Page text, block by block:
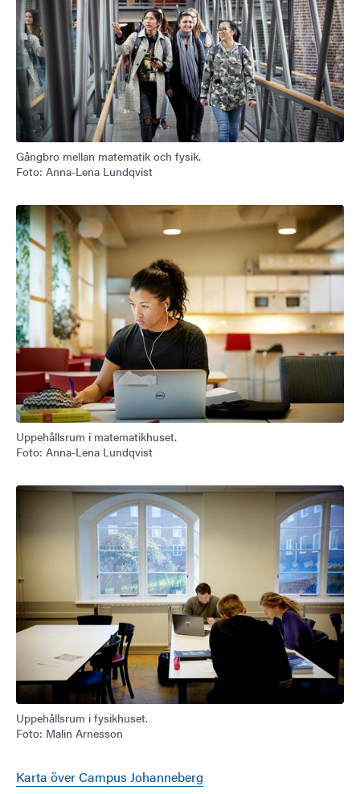
Gångbro mellan matematik och fysik.
Foto: Anna-Lena Lundqvist
Bild
Uppehållsrum i matematikhuset.
Foto: Anna-Lena Lundqvist
Bild
Uppehållsrum i fysikhuset.
Foto: Malin Arnesson
Karta över Campus Johanneberg